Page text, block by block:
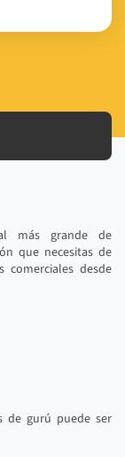
más grande de
que necesitas de
comerciales desde
de gurú puede ser